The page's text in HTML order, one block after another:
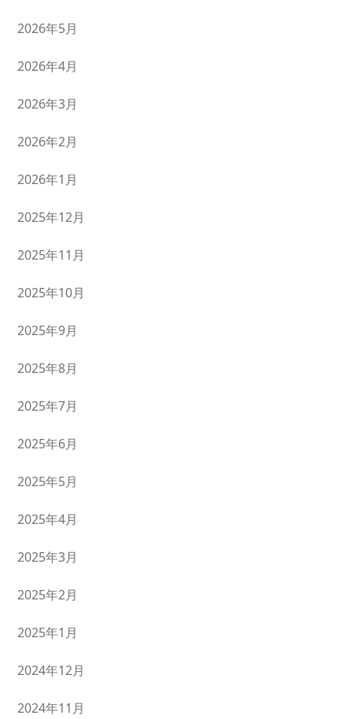
2026年5月
2026年4月
2026年3月
2026年2月
2026年1月
2025年12月
2025年11月
2025年10月
2025年9月
2025年8月
2025年7月
2025年6月
2025年5月
2025年4月
2025年3月
2025年2月
2025年1月
2024年12月
2024年11月